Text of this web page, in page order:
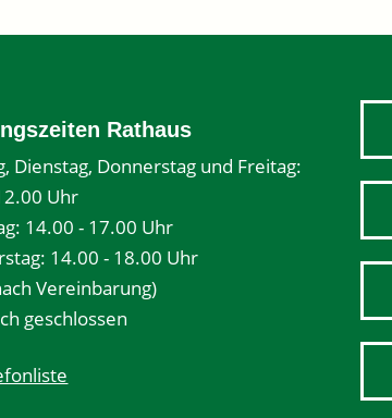
Rathaus
Dienstag, Donnerstag und Freitag:
Uhr
14.00 - 17.00 Uhr
14.00 - 18.00 Uhr
Vereinbarung)
geschlossen